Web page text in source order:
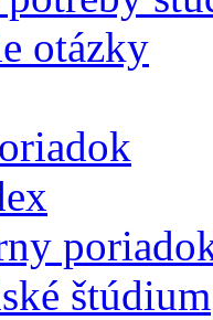
otázky
štúdium